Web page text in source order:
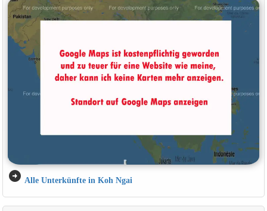
arrow_circle_right Alle Unterkünfte in Koh Ngai